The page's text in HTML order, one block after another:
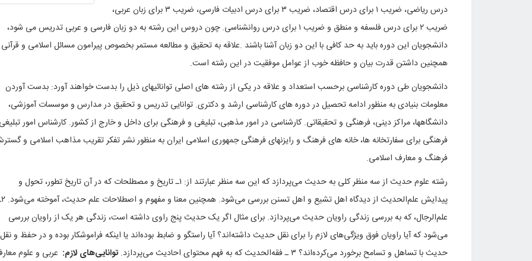
درس ریاضی، ضریب ۱ برای درس اقتصاد، ضریب ۳ برای درس ادبیات فارسی، ضریب ۳ برای زبان عربی،
ضریب ۲ برای درس فلسفه و منطق و ضریب ۱ برای درس روانشناسی
.چون دروس این رشته به دو زبان فارسی و عربی تدریس می شود،
دانشجویان این دوره باید به حد کافی با این دو زبان آشنا باشند .علاقه به تحقیق و مطالعه مستمر بخصوص پیرامون مسائل اسلامی و
همچنین داشتن قدرت بیان و حافظه خوب از عوامل موفقیت در این رشته است.
دانشجویان طی دوره کارشناسی برحسب استعداد و علاقه در یکی از رشته های اصلی توانائیهای ذیل را بدست خواهند آورد: بدست آوردن
معلومات بنیادی به منظور ادامه تحصیل در دوره های کارشناسی ارشد و دکتری. توانایی تدریس و تحقیق در مدارس و موسسات آموزشی،
دانشگاهها، مراکز دینی، فرهنگی و تحقیقاتی. کارشناسی در امور مذهبی، تبلیغی و فرهنگی برای داخل و خارج از کشور. کارشناس امور
فرهنگی برای سفارتخانه ها، خانه های فرهنگ و رایزنهای فرهنگی جمهوری اسلامی ایران به منظور نشر تفکر تقریب مذاهب اسلامی و
فرهنگ و معارف اسلامی.
رشته‌ علوم‌ حدیث‌ از سه‌ منظر کلی‌ به‌ حدیث‌ می‌پردازد که‌ این‌ سه‌ منظر عبارتند از: ۱ـ تاریخ‌ و مصطلحات‌ که‌ در آن‌ تاریخ‌ تطور، تحول‌ و
پیدایش‌ علم‌الحدیث‌ از دیدگاه‌
علم‌الرجال‌، که‌ به‌ بررسی‌ زندگی‌ راویان‌ حدیث‌ می‌پردازد. برای‌ مثال‌ اگر یک‌ حدیث‌ پنج‌ راوی‌ داشته‌ است‌، زندگی‌ هر یک‌ از راویان‌ بررسی‌
می‌شود که‌ آیا راویان‌ فوق‌ ویژگی‌های‌ لازم‌ را برای‌ نقل‌ حدیث‌ داشته‌اند؟ آیا راستگو و ضابط‌ بوده‌اند یا اینکه‌ فراموشکار بوده‌ و در حفظ‌ و نقل‌
حدیث‌ با تساهل‌ و تسامح‌ برخورد می‌کرده‌اند؟ ۳ ـ فقه‌الحدیث‌ که‌ به‌ فهم‌ محتوای‌ احادیث‌ می‌پردازد
. توانایی‌های‌ لازم‌: عربی و علوم